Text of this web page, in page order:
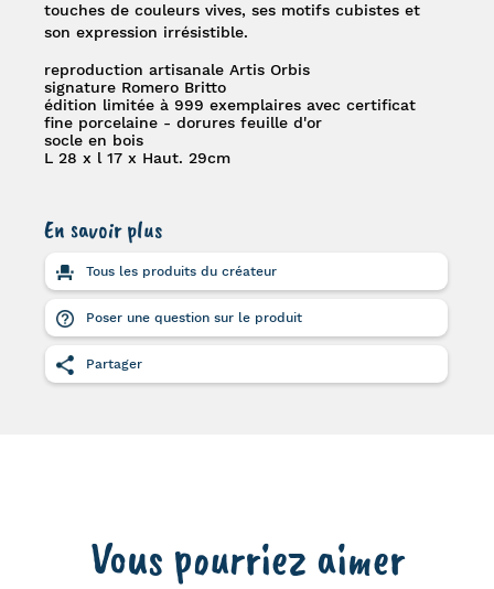
touches de couleurs vives, ses motifs cubistes et
son expression irrésistible.
reproduction artisanale Artis Orbis
signature Romero Britto
édition limitée à 999 exemplaires avec certificat
fine porcelaine - dorures feuille d'or
socle en bois
L 28 x l 17 x Haut. 29cm
En savoir plus
Tous les produits du créateur
Poser une question sur le produit
Partager
Vous pourriez aimer